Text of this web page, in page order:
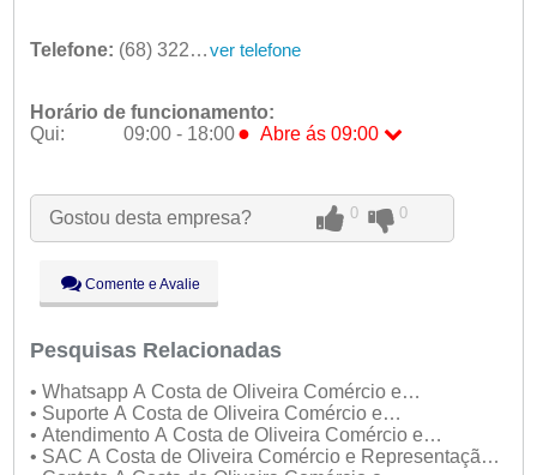
Telefone: (68) 3224-2906 ver telefone
Horário de funcionamento:
Qui:
09:00 - 18:00 ● Abre ás 09:00
Ter:
09:00 - 18:00
Qua:
09:00 - 18:00
Sex:
09:00 - 18:00
Sáb:
Fechado
Dom:
Fechado
Gostou desta empresa? 0 0
Comente e Avalie
Pesquisas Relacionadas
• Whatsapp A Costa de Oliveira Comércio e
Representação - Embalagen
• Suporte A Costa de Oliveira Comércio e
Representação - Embalagen
• Atendimento A Costa de Oliveira Comércio e
Representação - Embalagen
• SAC A Costa de Oliveira Comércio e Representação -